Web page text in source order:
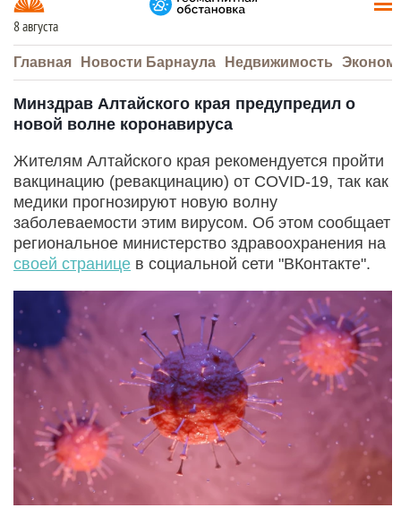
8 августа
Главная Новости Барнаула Недвижимость
Минздрав Алтайского края предупредил о
новой волне коронавируса
Жителям Алтайского края рекомендуется пройти
вакцинацию (ревакцинацию) от COVID-19, так как
медики прогнозируют новую волну
заболеваемости этим вирусом. Об этом сообщает
региональное министерство здравоохранения на
своей странице в социальной сети "ВКонтакте".